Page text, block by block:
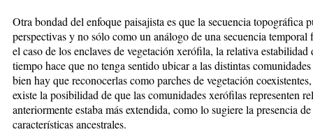
Otra bondad del enfoque paisajista es que la secuencia topográfica
perspectivas y no sólo como un análogo de una secuencia
el caso de los enclaves de vegetación xerófila, la relativa
tiempo hace que no tenga sentido ubicar a las distintas
bien hay que reconocerlas como parches de vegetación
existe la posibilidad de que las comunidades xerófilas representen
anteriormente estaba más extendida, como lo sugiere la presencia
características ancestrales.